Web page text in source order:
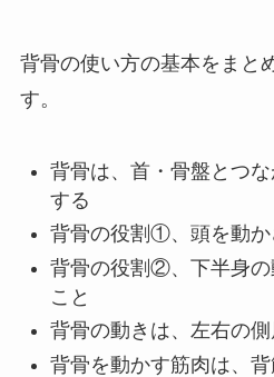
背骨の使い方の基本をまと
す。
背骨は、首・骨盤とつ
する
背骨の役割①、頭を動か
背骨の役割②、下半身の
こと
背骨の動きは、左右の
背骨を動かす筋肉は、